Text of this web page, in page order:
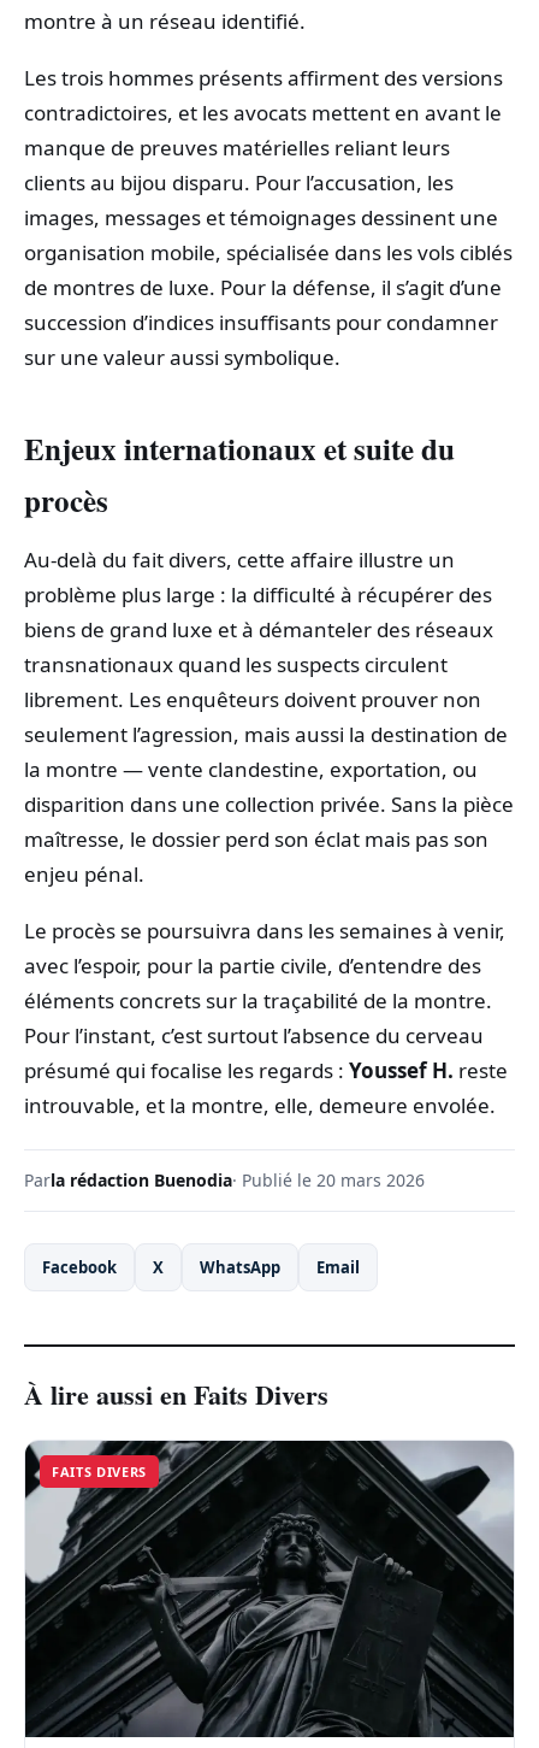
montre à un réseau identifié.
Les trois hommes présents affirment des versions
contradictoires, et les avocats mettent en avant le
manque de preuves matérielles reliant leurs
clients au bijou disparu. Pour l’accusation, les
images, messages et témoignages dessinent une
organisation mobile, spécialisée dans les vols ciblés
de montres de luxe. Pour la défense, il s’agit d’une
succession d’indices insuffisants pour condamner
sur une valeur aussi symbolique.
Enjeux internationaux et suite du
procès
Au-delà du fait divers, cette affaire illustre un
problème plus large : la difficulté à récupérer des
biens de grand luxe et à démanteler des réseaux
transnationaux quand les suspects circulent
librement. Les enquêteurs doivent prouver non
seulement l’agression, mais aussi la destination de
la montre — vente clandestine, exportation, ou
disparition dans une collection privée. Sans la pièce
maîtresse, le dossier perd son éclat mais pas son
enjeu pénal.
Le procès se poursuivra dans les semaines à venir,
avec l’espoir, pour la partie civile, d’entendre des
éléments concrets sur la traçabilité de la montre.
Pour l’instant, c’est surtout l’absence du cerveau
présumé qui focalise les regards : Youssef H. reste
introuvable, et la montre, elle, demeure envolée.
Parla rédaction Buenodia· Publié le 20 mars 2026
Facebook X WhatsApp Email
À lire aussi en Faits Divers
FAITS DIVERS